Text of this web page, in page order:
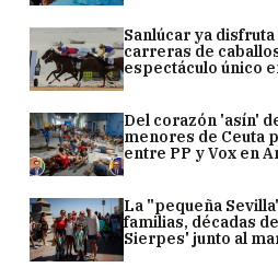
Sanlúcar ya
carreras de
espectáculo único
Del corazón 'asín'
menores de Ceuta
entre PP y Vox en
La "pequeña
familias, décadas
Sierpes' junto al